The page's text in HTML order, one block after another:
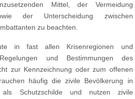
Mittel, der Vermeidung
der Unterscheidung zwischen
zu beachten.
in fast allen Krisenregionen und
und Bestimmungen des
zur Kennzeichnung oder zum offenen
häufig die zivile Bevölkerung in
als Schutzschilde und nutzen zivile